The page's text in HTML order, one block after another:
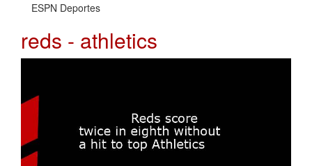
ESPN Deportes
reds - athletics